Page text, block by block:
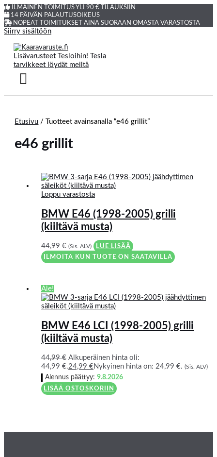
ILMAINEN TOIMITUS YLI 90 € TILAUKSIIN
14 PÄIVÄN PALAUTUSOIKEUS
NOPEAT TOIMITUKSET AINA SUORAAN OMASTA VARASTOSTA
Siirry sisältöön
Etusivu / Tuotteet avainsanalla “e46 grillit”
e46 grillit
Loppu varastosta
BMW E46 (1998-2005) grilli
(kiiltävä musta)
44,99€ (Sis. ALV)
LUE LISÄÄ
ILMOITA KUN TUOTE ON SAATAVILLA
Ale!
BMW E46 LCI (1998-2005) grilli
(kiiltävä musta)
44,99€ Alkuperäinen hinta oli:
44,99 €.24,99€Nykyinen hinta on: 24,99 €. (Sis. ALV)
Alennus päättyy:9.8.2026
LISÄÄ OSTOSKORIIN